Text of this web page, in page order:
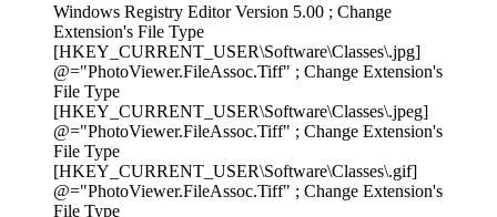
Windows Registry Editor Version 5.00 ; Change
Extension's File Type
[HKEY_CURRENT_USER\Software\Classes\.jpg]
@="PhotoViewer.FileAssoc.Tiff" ; Change Extension's
File Type
[HKEY_CURRENT_USER\Software\Classes\.jpeg]
@="PhotoViewer.FileAssoc.Tiff" ; Change Extension's
File Type
[HKEY_CURRENT_USER\Software\Classes\.gif]
@="PhotoViewer.FileAssoc.Tiff" ; Change Extension's
File Type